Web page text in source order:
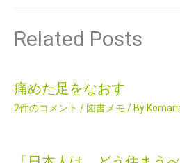
Related Posts
痛めた足をなおす
2件のコメント / 図書メモ / By